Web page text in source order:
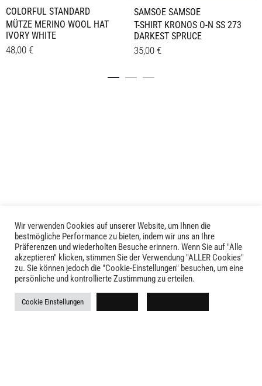
COLORFUL STANDARD
MÜTZE MERINO WOOL HAT
IVORY WHITE
48,00 €
SAMSOE SAMSOE
T-SHIRT KRONOS O-N SS 273
DARKEST SPRUCE
35,00 €
Produktseite
gewählt
werden
LIVID © 2024
Kontakt
Versandkosten
Wir verwenden Cookies auf unserer Website, um Ihnen die
bestmögliche Performance zu bieten, indem wir uns an Ihre
Präferenzen und wiederholten Besuche erinnern. Wenn Sie auf "Alle
akzeptieren" klicken, stimmen Sie der Verwendung "ALLER Cookies"
zu. Sie können jedoch die "Cookie-Einstellungen" besuchen, um eine
persönliche und kontrollierte Zustimmung zu erteilen.
Cookie Einstellungen